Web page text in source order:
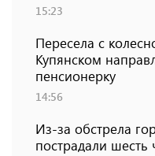
15:23
Пересела с
Купянском
пенсионерку
14:56
Из-за обстрела
пострадали шесть